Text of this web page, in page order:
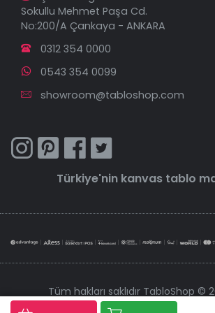
Sokullu Mehmet Paşa Cd.
No:200/A Çankaya - ANKARA
0312 354 0000
0543 354 0099
showroom@tabloshop.com
Türkiye'nin kanvas tablo
Tüm hakları saklıdır TabloShop ©